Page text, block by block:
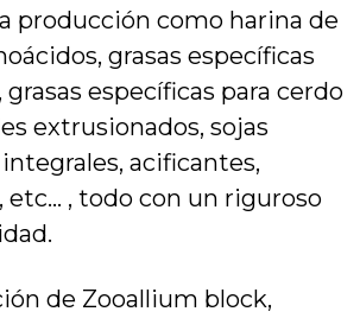
producción como harina de
grasas específicas
específicas para cerdo
extrusionados, sojas
acificantes,
etc… , todo con un riguroso
de Zooallium block,